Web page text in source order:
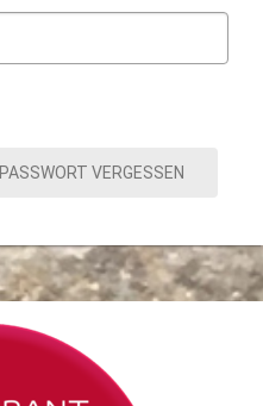
PASSWORT VERGESSEN